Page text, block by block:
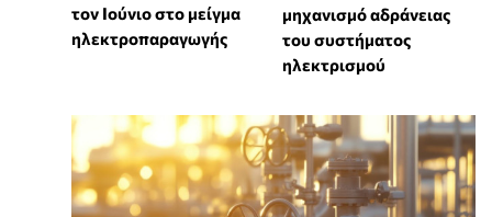
τον Ιούνιο στο μείγμα
ηλεκτροπαραγωγής
μηχανισμό αδράνειας
του συστήματος
ηλεκτρισμού